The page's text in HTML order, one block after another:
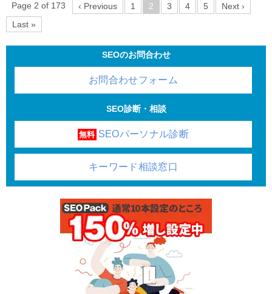
Page 2 of 173 ‹ Previous 1 2 3 4 5
Next ›
Last »
SEOのお問合わせ
お問合わせフォーム
SEO診断・相談
無料 SEOパーソナル診断
キーワード相談窓口